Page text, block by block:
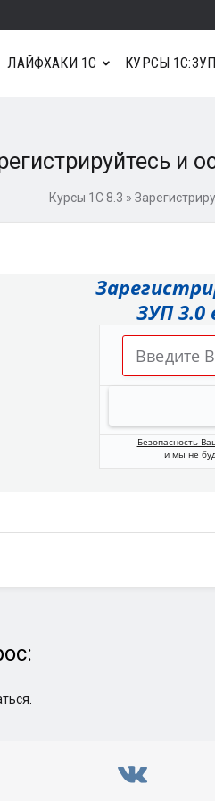
ЛАЙФХАКИ 1С КУРСЫ
и
Курсы 1С 8.3 »
ЗУП 3.0
Безопасность
и мы не